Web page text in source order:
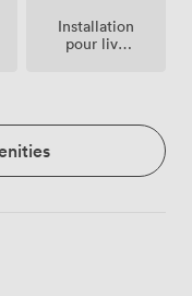
Installation
pour live